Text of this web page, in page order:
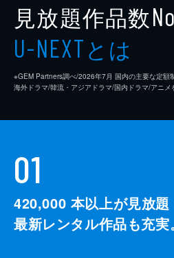
見放題作品数
U-NEXTとは
※GEM Partners調べ/2026年7⽉ 国内の主要な定額
海外ドラマ/韓流・アジアドラマ/国内ドラマ/アニメ
01
420,000 本以上が見放題
最新レンタル作品も充実